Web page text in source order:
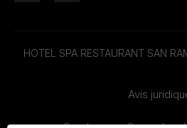
HOTEL SPA RESTAURANT SAN
Avis